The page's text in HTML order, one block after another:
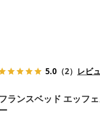
5.0 （2） レビ
フランスベッド エッフ